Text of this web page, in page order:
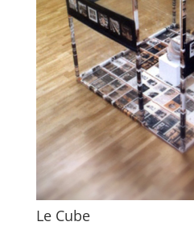
Le Cube